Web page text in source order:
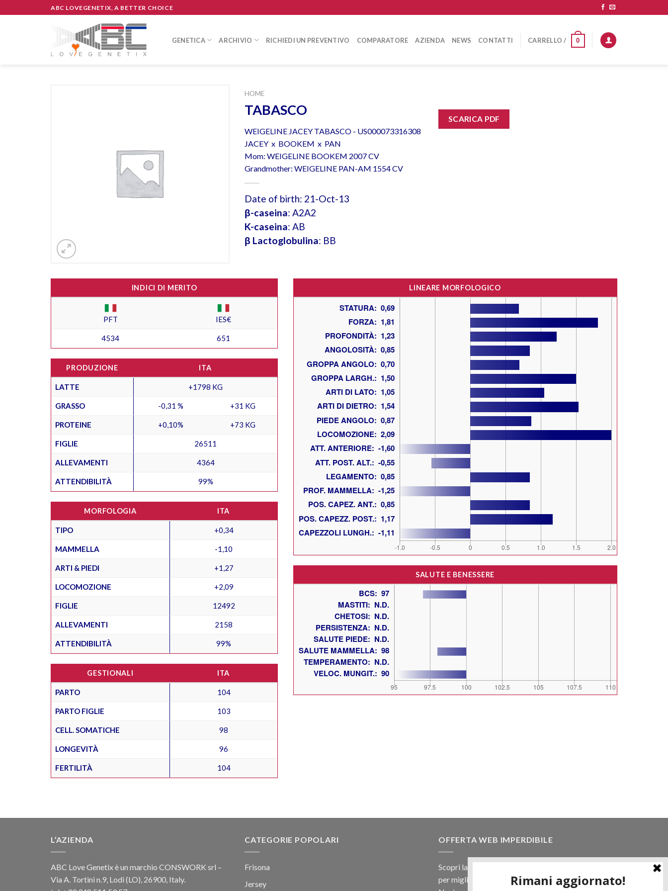
to
ABC LOVEGENETIX, A BETTER CHOICE
GENETICA ARCHIVIO RICHIEDI UN PREVENTIVO COMPARATORE AZIENDA NEWS CONTATTI CARRELLO / 0
HOME
TABASCO
WEIGELINE JACEY TABASCO - US000073316308
JACEY x BOOKEM x PAN
Mom: WEIGELINE BOOKEM 2007 CV
Grandmother: WEIGELINE PAN-AM 1554 CV
Date of birth: 21-Oct-13
β-caseina: A2A2
K-caseina: AB
β Lactoglobulina: BB
SCARICA PDF
INDICI DI MERITO
PFT IES€
4534 651
PRODUZIONE ITA
LATTE +1798 KG
GRASSO -0,31 % +31 KG
PROTEINE +0,10% +73 KG
FIGLIE 26511
ALLEVAMENTI 4364
ATTENDIBILITÀ 99%
MORFOLOGIA ITA
TIPO +0,34
MAMMELLA -1,10
ARTI & PIEDI +1,27
LOCOMOZIONE +2,09
FIGLIE 12492
ALLEVAMENTI 2158
ATTENDIBILITÀ 99%
GESTIONALI ITA
PARTO 104
PARTO FIGLIE 103
CELL. SOMATICHE 98
LONGEVITÀ 96
FERTILITÀ 104
LINEARE MORFOLOGICO
SALUTE E BENESSERE
L’AZIENDA
ABC Love Genetix è un marchio CONSWORK srl –
Via A. Tortini n.9, Lodi (LO), 26900, Italy.
CATEGORIE POPOLARI
Frisona
Jersey
OFFERTA WEB IMPERDIBILE
Scopri la nostra offerta web! Un prezzo mai visto,
per migliaia di prodotti.